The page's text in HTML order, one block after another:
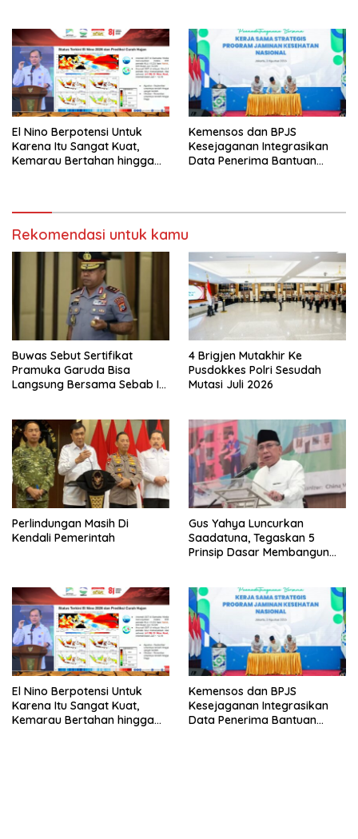
El Nino Berpotensi Untuk
Karena Itu Sangat Kuat,
Kemarau Bertahan hingga
Kemensos dan BPJS
Kesejaganan Integrasikan
Data Penerima Bantuan
Rekomendasi untuk kamu
Buwas Sebut Sertifikat
Pramuka Garuda Bisa
Langsung Bersama Sebab Itu
4 Brigjen Mutakhir Ke
Pusdokkes Polri Sesudah
Mutasi Juli 2026
Perlindungan Masih Di
Kendali Pemerintah
Gus Yahya Luncurkan
Saadatuna, Tegaskan 5
Prinsip Dasar Membangun
El Nino Berpotensi Untuk
Karena Itu Sangat Kuat,
Kemarau Bertahan hingga
Kemensos dan BPJS
Kesejaganan Integrasikan
Data Penerima Bantuan